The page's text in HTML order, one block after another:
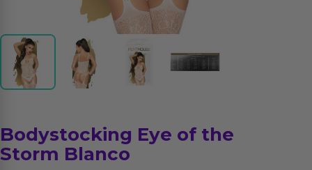
Bodystocking Eye of the
Storm Blanco